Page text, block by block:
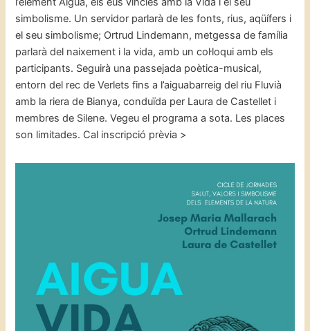
simbolisme. Un servidor parlarà de les fonts, rius, aqüífers i
el seu simbolisme; Ortrud Lindemann, metgessa de família
parlarà del naixement i la vida, amb un col·loqui amb els
participants. Seguirà una passejada poètica-musical,
entorn del rec de Verlets fins a l’aiguabarreig del riu Fluvià
amb la riera de Bianya, conduïda per Laura de Castellet i
membres de Silene. Vegeu el programa a sota. Les places
son limitades. Cal inscripció prèvia >